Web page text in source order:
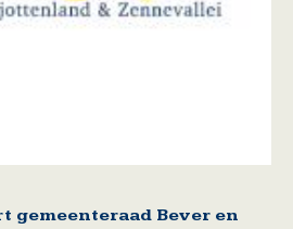
gemeenteraad Bever en